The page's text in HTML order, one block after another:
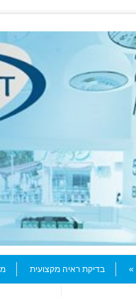
בדיקת ראיה מקצועית